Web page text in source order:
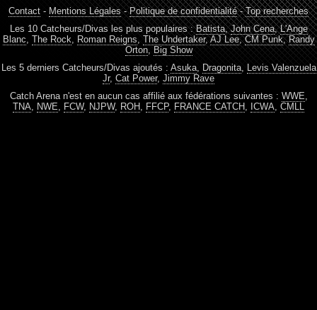
Contact - Mentions Légales-Politique de confidentialité-Top recherches
Les 10 Catcheurs/Divas les plus populaires :Batista,John Cena,L'Ange
Blanc, The Rock, Roman Reigns, The Undertaker,AJ Lee,CM Punk,Randy
Orton, Big Show
Les 5 derniers Catcheurs/Divas ajoutés : Asuka, Dragonita, Levis Valenzuela
Jr, Cat Power, Jimmy Rave
Catch Arena n'est en aucun cas affilié aux fédérations suivantes : WWE,
TNA, NWE, FCW, NJPW, ROH , FFCP, FRANCE CATCH , ICWA, CMLL